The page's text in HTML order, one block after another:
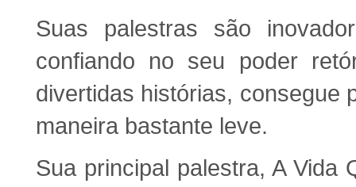
Suas palestras são
confiando no seu poder
divertidas histórias, consegue
maneira bastante leve.
Sua principal palestra, A Vida